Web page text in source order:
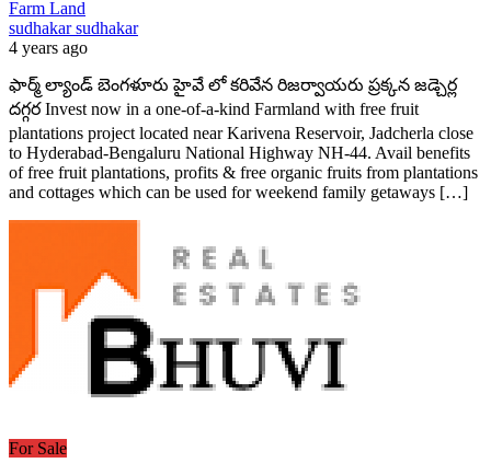
Farm Land
sudhakar sudhakar
4 years ago
ఫార్మ్ ల్యాండ్ బెంగళూరు హైవే లో కరివేన రిజర్వాయరు ప్రక్కన జడ్చెర్ల
దగ్గర Invest now in a one-of-a-kind Farmland with free fruit
plantations project located near Karivena Reservoir, Jadcherla close
to Hyderabad-Bengaluru National Highway NH-44. Avail benefits
of free fruit plantations, profits & free organic fruits from plantations
and cottages which can be used for weekend family getaways […]
For Sale